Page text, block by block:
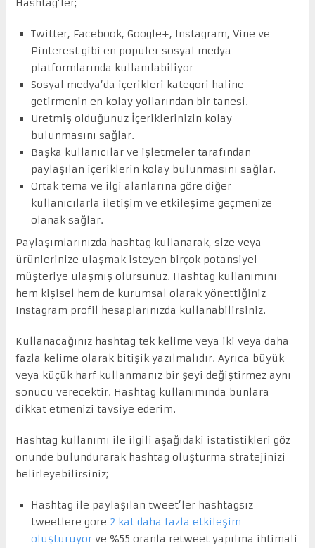
Hashtag’ler;
Twitter, Facebook, Google+, Instagram, Vine ve
Pinterest gibi en popüler sosyal medya
platformlarında kullanılabiliyor
Sosyal medya’da içerikleri kategori haline
getirmenin en kolay yollarından bir tanesi.
Uretmiş olduğunuz İçeriklerinizin kolay
bulunmasını sağlar.
Başka kullanıcılar ve işletmeler tarafından
paylaşılan içeriklerin kolay bulunmasını sağlar.
Ortak tema ve ilgi alanlarına göre diğer
kullanıcılarla iletişim ve etkileşime geçmenize
olanak sağlar.
Paylaşımlarınızda hashtag kullanarak, size veya
ürünlerinize ulaşmak isteyen birçok potansiyel
müşteriye ulaşmış olursunuz. Hashtag kullanımını
hem kişisel hem de kurumsal olarak yönettiğiniz
Instagram profil hesaplarınızda kullanabilirsiniz.
Kullanacağınız hashtag tek kelime veya iki veya daha
fazla kelime olarak bitişik yazılmalıdır. Ayrıca büyük
veya küçük harf kullanmanız bir şeyi değiştirmez aynı
sonucu verecektir. Hashtag kullanımında bunlara
dikkat etmenizi tavsiye ederim.
Hashtag kullanımı ile ilgili aşağıdaki istatistikleri göz
önünde bulundurarak hashtag oluşturma stratejinizi
belirleyebilirsiniz;
Hashtag ile paylaşılan tweet’ler hashtagsız
tweetlere göre 2 kat daha fazla etkileşim
oluşturuyor ve %55 oranla retweet yapılma ihtimali